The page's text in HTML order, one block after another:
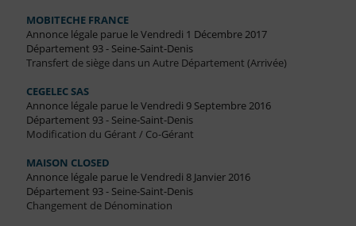
MOBITECHE FRANCE
Annonce légale parue le Vendredi 1 Décembre 2017
Département 93 - Seine-Saint-Denis
Transfert de siège dans un Autre Département (Arrivée)
CEGELEC SAS
Annonce légale parue le Vendredi 9 Septembre 2016
Département 93 - Seine-Saint-Denis
Modification du Gérant / Co-Gérant
MAISON CLOSED
Annonce légale parue le Vendredi 8 Janvier 2016
Département 93 - Seine-Saint-Denis
Changement de Dénomination